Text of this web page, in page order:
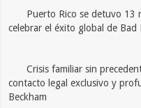
Puerto Rico se detuvo 13
celebrar el éxito global de Bad
Crisis familiar sin
contacto legal exclusivo y
Beckham